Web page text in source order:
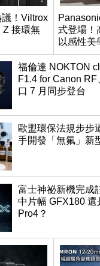
！Viltrox
Z 接環無
式登場！
以感性美
週年
福倫達 NOKTON
F1.4 for Canon
口 7 月同步登台
歐盟環保法規步步
手開發「無氟」新
富士神祕新機完成
中片幅 GFX180
Pro4？